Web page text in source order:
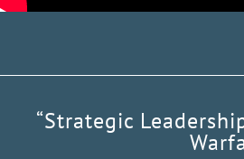
“Strategic